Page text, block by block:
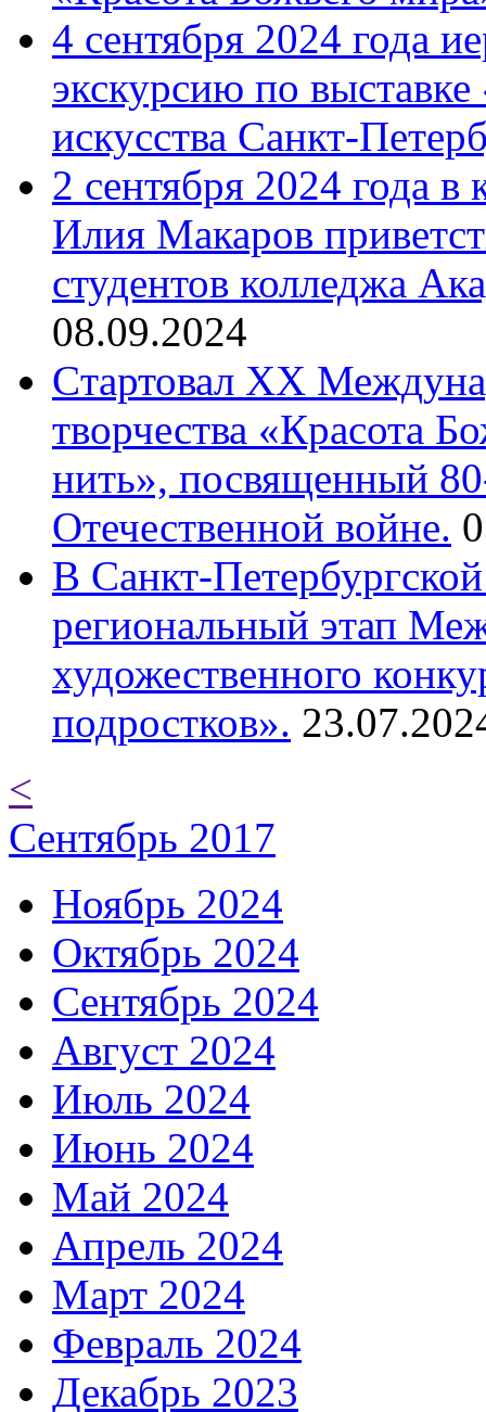
4 сентября 2024 года
экскурсию по
искусства Санкт-
2 сентября 2024 года
Илия Макаров
студентов колледжа
08.09.2024
Cтартовал XX
творчества «Красота
нить», посвященный
Отечественной войне.
В Санкт-
региональный этап
художественного
подростков».
<
Сентябрь 2017
Ноябрь 2024
Октябрь 2024
Сентябрь 2024
Август 2024
Июль 2024
Июнь 2024
Май 2024
Апрель 2024
Март 2024
Февраль 2024
Декабрь 2023